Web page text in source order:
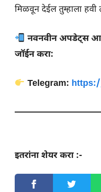
मिळवून देईल तुम्हाला हवी
नवनवीन अपडेट्स
जॉईन करा:
Telegram:
इतरांना शेयर करा :-